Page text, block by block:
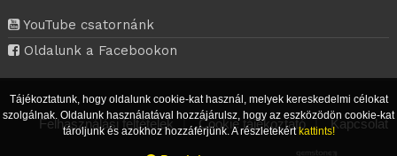
YouTube csatornánk
Oldalunk a Facebookon
Felhasználási feltételek | Cookie tájékoztató | Kapcsolat
Tájékoztatunk, hogy oldalunk cookie-kat használ, melyek kereskedelmi célokat
szolgálnak. Oldalunk használatával hozzájárulsz, hogy az eszközödön cookie-kat
tároljunk és azokhoz hozzáférjünk. A részletekértkattints!